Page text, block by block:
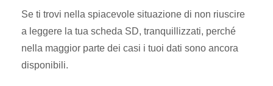
Se ti trovi nella spiacevole situazione di non riuscire
a leggere la tua scheda SD, tranquillizzati, perché
nella maggior parte dei casi i tuoi dati sono ancora
disponibili.